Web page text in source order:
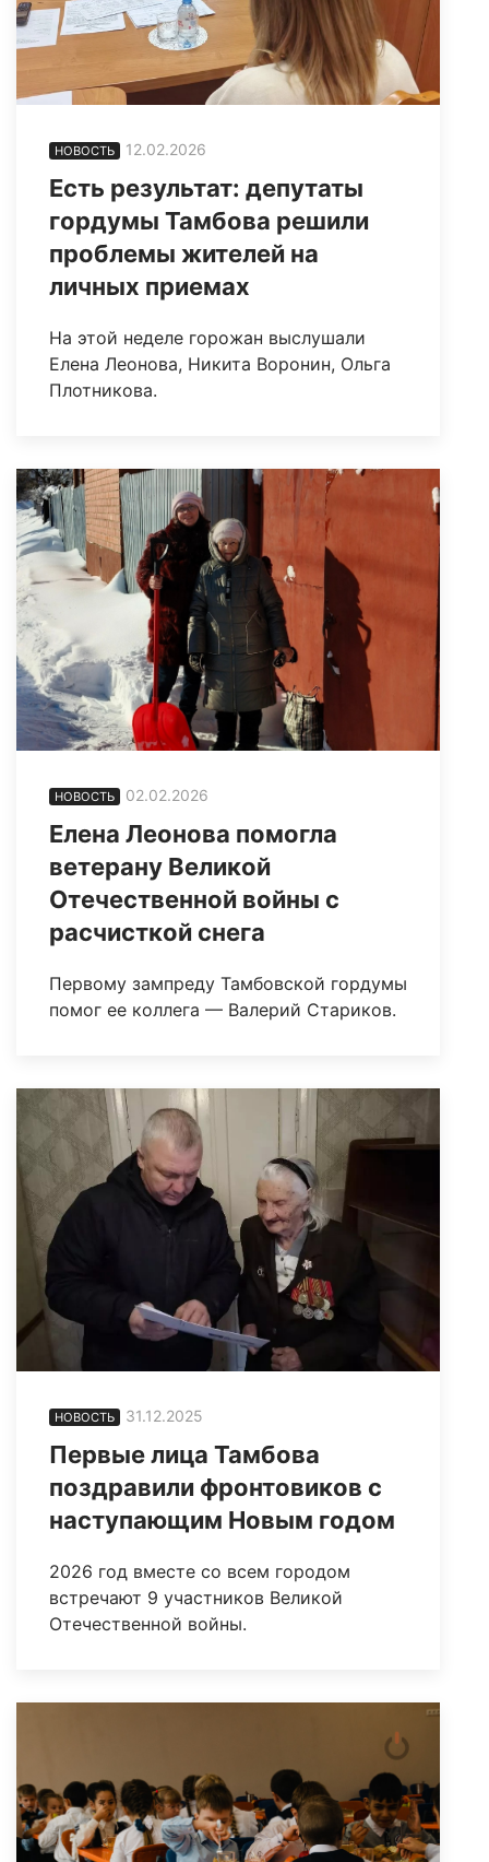
НОВОСТЬ 12.02.2026
Есть результат: депутаты
гордумы Тамбова решили
проблемы жителей на
личных приемах
На этой неделе горожан выслушали
Елена Леонова, Никита Воронин, Ольга
Плотникова.
НОВОСТЬ 02.02.2026
Елена Леонова помогла
ветерану Великой
Отечественной войны с
расчисткой снега
Первому зампреду Тамбовской гордумы
помог ее коллега — Валерий Стариков.
НОВОСТЬ 31.12.2025
Первые лица Тамбова
поздравили фронтовиков с
наступающим Новым годом
2026 год вместе со всем городом
встречают 9 участников Великой
Отечественной войны.